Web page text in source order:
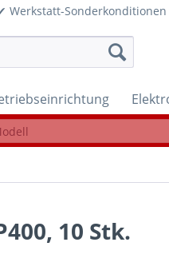
Werkstatt-
10 Stk.